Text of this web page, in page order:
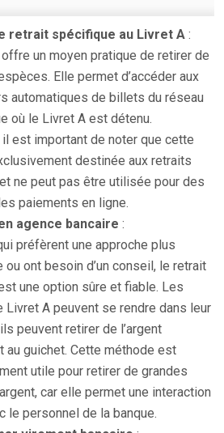
retrait spécifique au Livret A :
un moyen pratique de retirer de
Elle permet d’accéder aux
automatiques de billets du réseau
où le Livret A est détenu.
il est important de noter que cette
destinée aux retraits
ne peut pas être utilisée pour des
paiements en ligne.
agence bancaire :
préfèrent une approche plus
ou ont besoin d’un conseil, le retrait
une option sûre et fiable. Les
Livret A peuvent se rendre dans leur
peuvent retirer de l’argent
au guichet. Cette méthode est
utile pour retirer de grandes
car elle permet une interaction
le personnel de la banque.